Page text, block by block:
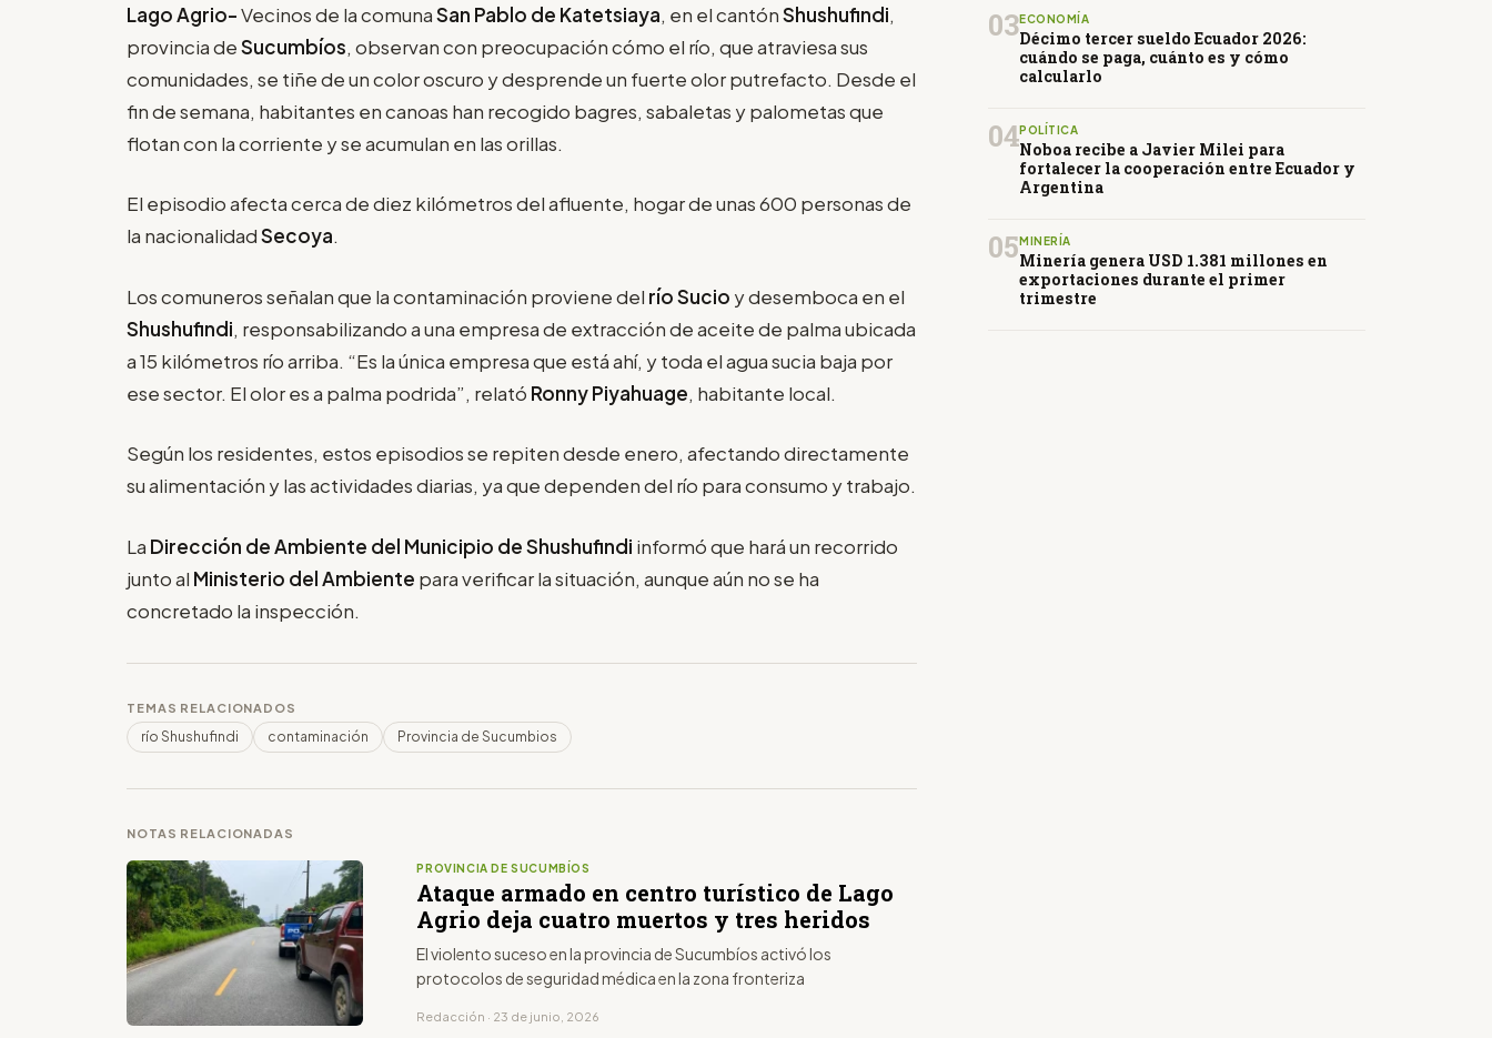
Lago Agrio-Vecinos de la comunaSan Pablo de Katetsiaya, en el cantónShushufindi,
provincia deSucumbíos, observan con preocupación cómo el río, que atraviesa sus
comunidades, se tiñe de un color oscuro y desprende un fuerte olor putrefacto. Desde el
fin de semana, habitantes en canoas han recogido bagres, sabaletas y palometas que
flotan con la corriente y se acumulan en las orillas.
El episodio afecta cerca de diez kilómetros del afluente, hogar de unas 600 personas de
la nacionalidadSecoya.
Los comuneros señalan que la contaminación proviene del río Sucio y desemboca en el
Shushufindi, responsabilizando a una empresa de extracción de aceite de palma ubicada
a 15 kilómetros río arriba. “Es la única empresa que está ahí, y toda el agua sucia baja por
ese sector. El olor es a palma podrida”, relató Ronny Piyahuage, habitante local.
Según los residentes, estos episodios se repiten desde enero, afectando directamente
su alimentación y las actividades diarias, ya que dependen del río para consumo y trabajo.
La Dirección de Ambiente del Municipio de Shushufindi informó que hará un recorrido
junto al Ministerio del Ambiente para verificar la situación, aunque aún no se ha
concretado la inspección.
TEMAS RELACIONADOS
río Shushufindi contaminación Provincia de Sucumbios
NOTAS RELACIONADAS
PROVINCIA DE SUCUMBÍOS
Ataque armado en centro turístico de Lago
Agrio deja cuatro muertos y tres heridos
El violento suceso en la provincia de Sucumbíos activó los
protocolos de seguridad médica en la zona fronteriza
Redacción · 23 de junio, 2026
03ECONOMÍA
Décimo tercer sueldo Ecuador 2026:
cuándo se paga, cuánto es y cómo
calcularlo
04POLÍTICA
Noboa recibe a Javier Milei para
fortalecer la cooperación entre Ecuador y
Argentina
05 MINERÍA
Minería genera USD 1.381 millones en
exportaciones durante el primer
trimestre